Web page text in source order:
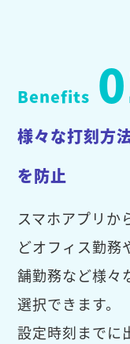
Benefits
様々な打刻方
を防止
スマホアプリか
どオフィス勤務
舗勤務など様々
選択できます。
設定時刻までに